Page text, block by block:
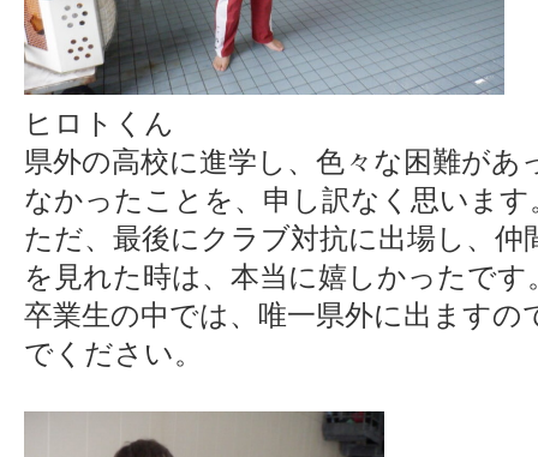
ヒロトくん
県外の高校に進学し、色々な困難が
なかったことを、申し訳なく思います
ただ、最後にクラブ対抗に出場し、
を見れた時は、本当に嬉しかったです
卒業生の中では、唯一県外に出ますの
でください。